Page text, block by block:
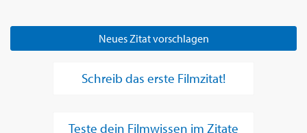
Neues Zitat vorschlagen
Schreib das erste Filmzitat!
Teste dein Filmwissen im Zitate